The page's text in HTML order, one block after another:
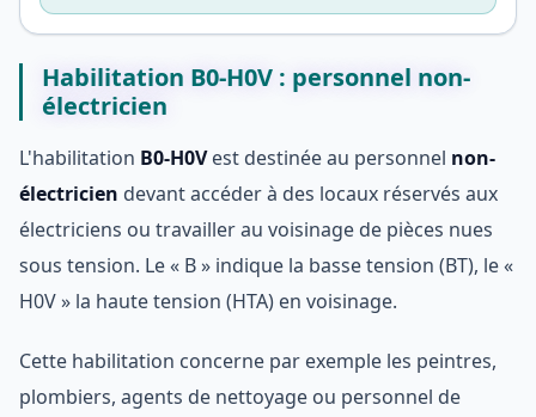
Habilitation B0-H0V : personnel non-
électricien
L'habilitation B0-H0Vest destinée au personnel non-
électricien devant accéder à des locaux réservés aux
électriciens ou travailler au voisinage de pièces nues
sous tension. Le « B » indique la basse tension (BT), le «
H0V » la haute tension (HTA) en voisinage.
Cette habilitation concerne par exemple les peintres,
plombiers, agents de nettoyage ou personnel de